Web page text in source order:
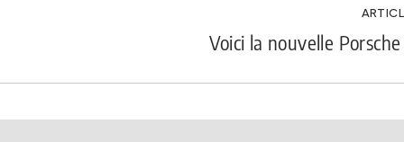
Voici la nouvelle Porsche